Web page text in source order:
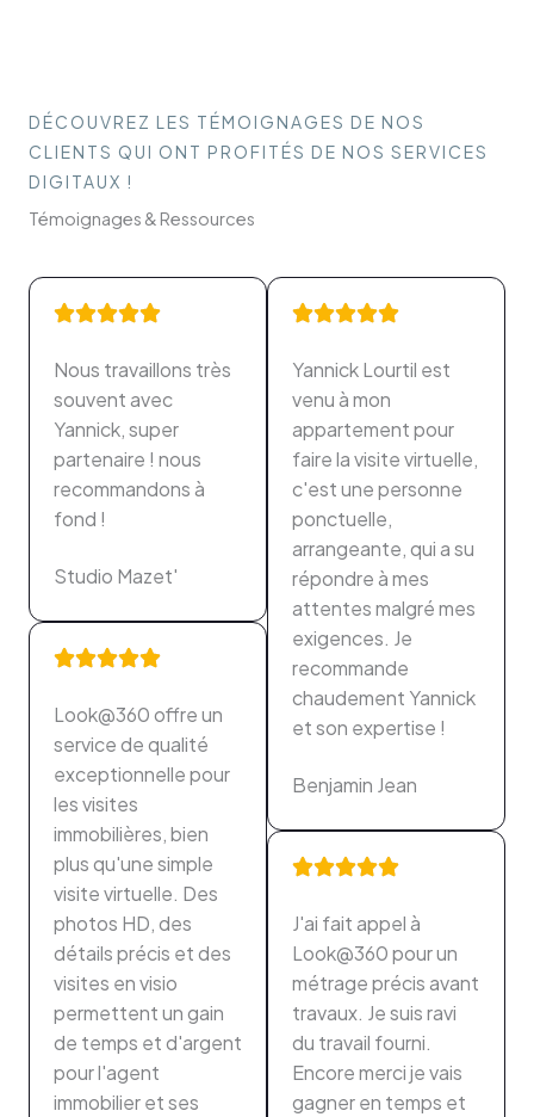
DÉCOUVREZ LES TÉMOIGNAGES DE NOS
CLIENTS QUI ONT PROFITÉS DE NOS SERVICES
DIGITAUX !
Témoignages & Ressources
Nous travaillons très
souvent avec
Yannick, super
partenaire ! nous
recommandons à
fond !
Studio Mazet'
Look@360 offre un
service de qualité
exceptionnelle pour
les visites
immobilières, bien
plus qu'une simple
visite virtuelle. Des
photos HD, des
détails précis et des
visites en visio
permettent un gain
de temps et d'argent
pour l'agent
immobilier et ses
Yannick Lourtil est
venu à mon
appartement pour
faire la visite virtuelle,
c'est une personne
ponctuelle,
arrangeante, qui a su
répondre à mes
attentes malgré mes
exigences. Je
recommande
chaudement Yannick
et son expertise !
Benjamin Jean
J'ai fait appel à
Look@360 pour un
métrage précis avant
travaux. Je suis ravi
du travail fourni.
Encore merci je vais
gagner en temps et